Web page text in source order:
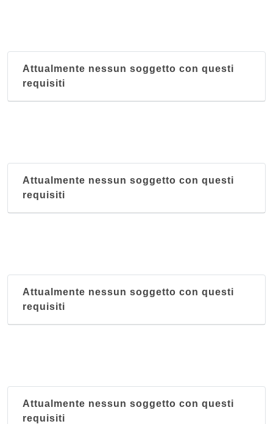
Attualmente nessun soggetto con questi
requisiti
Attualmente nessun soggetto con questi
requisiti
Attualmente nessun soggetto con questi
requisiti
Attualmente nessun soggetto con questi
requisiti